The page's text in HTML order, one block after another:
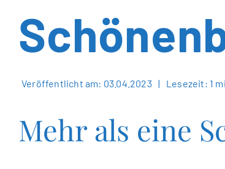
Veröffentlicht am: 03.04.2023 | Lesezeit: 1
Mehr als eine